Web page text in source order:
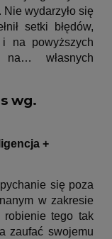
wydarzyło się
setki błędów,
na powyższych
własnych
wg.
+
się poza
w zakresie
robienie tego tak
zaufać swojemu